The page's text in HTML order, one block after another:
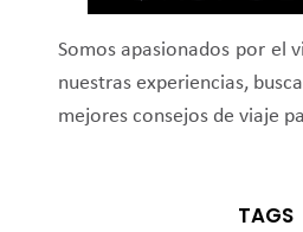
Somos apasionados por el
nuestras experiencias,
mejores consejos de viaje
TAGS